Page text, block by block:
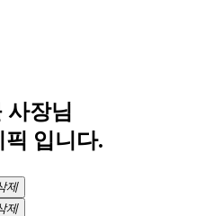
사장님
픽 입니다.
제
제